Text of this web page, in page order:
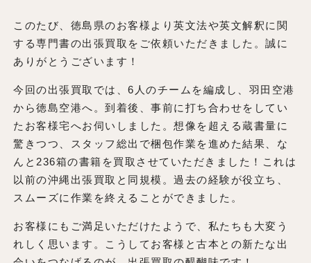
このたび、徳島県のお客様より英文法や英文解釈に関
する専門書の出張買取をご依頼いただきました。誠に
ありがとうございます！
今回の出張買取では、6人のチームを編成し、羽田空港
から徳島空港へ。到着後、事前に打ち合わせをしてい
たお客様宅へお伺いしました。想像を超える蔵書量に
驚きつつ、スタッフ総出で梱包作業を進めた結果、な
んと236箱の書籍を買取させていただきました！これは
以前の沖縄出張買取と同規模。過去の経験が役立ち、
スムーズに作業を終えることができました。
お客様にもご満足いただけたようで、私たちも大変う
れしく思います。こうしてお客様と古本との新たな出